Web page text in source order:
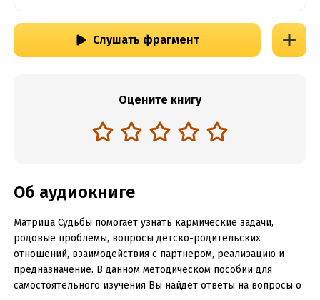
Слушать фрагмент
Оцените книгу
Об аудиокниге
Матрица Судьбы помогает узнать кармические задачи,
родовые проблемы, вопросы детско-родительских
отношений, взаимодействия с партнером, реализацию и
предназначение. В данном методическом пособии для
самостоятельного изучения Вы найдет ответы на вопросы о